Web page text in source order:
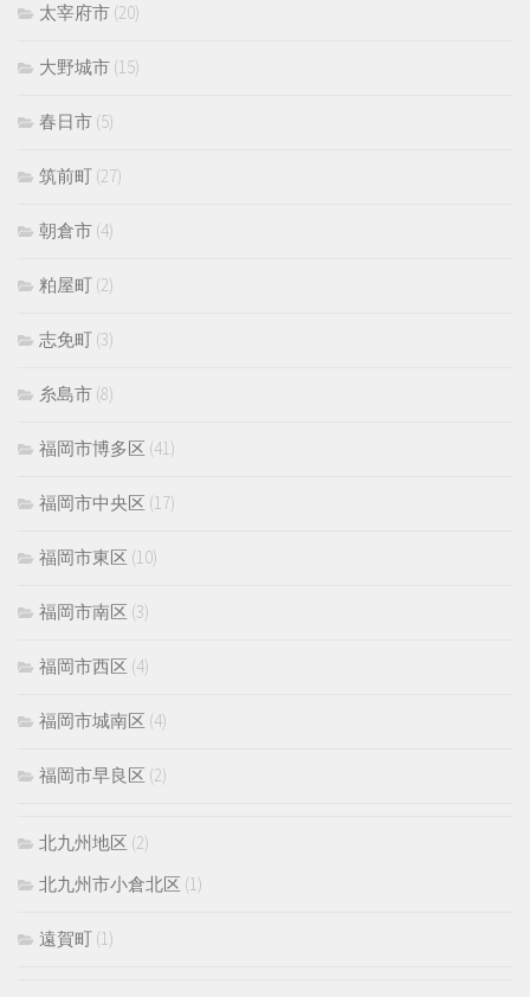
太宰府市 (20)
大野城市 (15)
春日市 (5)
筑前町 (27)
朝倉市 (4)
粕屋町 (2)
志免町 (3)
糸島市 (8)
福岡市博多区 (41)
福岡市中央区 (17)
福岡市東区 (10)
福岡市南区 (3)
福岡市西区 (4)
福岡市城南区 (4)
福岡市早良区 (2)
北九州地区 (2)
北九州市小倉北区 (1)
遠賀町 (1)